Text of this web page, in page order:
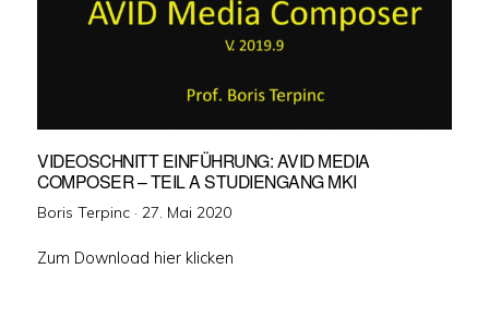
VIDEOSCHNITT EINFÜHRUNG: AVID MEDIA
COMPOSER – TEIL A STUDIENGANG MKI
Boris Terpinc · Veröffentlicht
27. Mai 2020
Zum Download hier klicken